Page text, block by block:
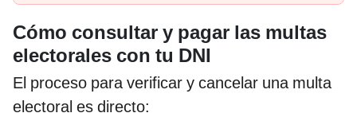
Cómo consultar y pagar las multas
electorales con tu DNI
El proceso para verificar y cancelar una multa
electoral es directo: